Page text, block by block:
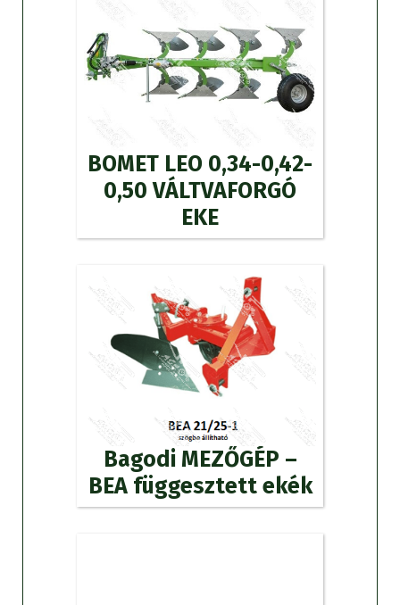
BOMET LEO 0,34-0,42-
0,50 VÁLTVAFORGÓ
EKE
Bagodi MEZŐGÉP –
BEA függesztett ekék